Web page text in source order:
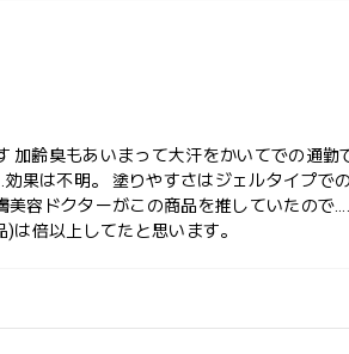
齢臭もあいまって大汗をかいてでの通勤
果は不明。 塗りやすさはジェルタイプで
容ドクターがこの商品を推していたので
倍以上してたと思います。
体質や使用環境により感じ方が異なること